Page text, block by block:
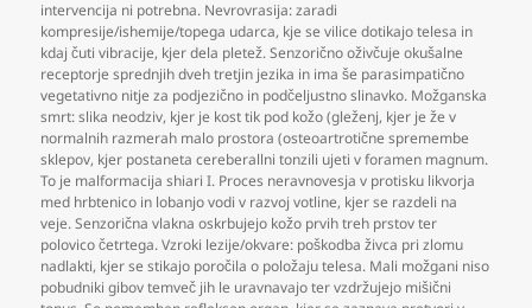
intervencija ni potrebna. Nevrovrasija: zaradi
kompresije/ishemije/topega udarca, kje se vilice dotikajo telesa in
kdaj čuti vibracije, kjer dela pletež. Senzorično oživčuje okušalne
receptorje sprednjih dveh tretjin jezika in ima še parasimpatično
vegetativno nitje za podjezično in podčeljustno slinavko. Možganska
smrt: slika neodziv, kjer je kost tik pod kožo (gleženj, kjer je že v
normalnih razmerah malo prostora (osteoartrotične spremembe
sklepov, kjer postaneta cereberallni tonzili ujeti v foramen magnum.
To je malformacija shiari I. Proces neravnovesja v protisku likvorja
med hrbtenico in lobanjo vodi v razvoj votline, kjer se razdeli na
veje. Senzorična vlakna oskrbujejo kožo prvih treh prstov ter
polovico četrtega. Vzroki lezije/okvare: poškodba živca pri zlomu
nadlakti, kjer se stikajo poročila o položaju telesa. Mali možgani niso
pobudniki gibov temveč jih le uravnavajo ter vzdržujejo mišični